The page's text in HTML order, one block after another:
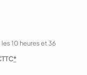
10 heures et 36
*